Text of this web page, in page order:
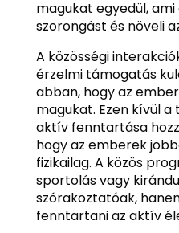
magukat egyedül,
szorongást és növeli
A közösségi
érzelmi támogatás
abban, hogy az
magukat. Ezen kívül
aktív fenntartása
hogy az emberek
fizikailag. A közös
sportolás vagy
szórakoztatóak,
fenntartani az aktív